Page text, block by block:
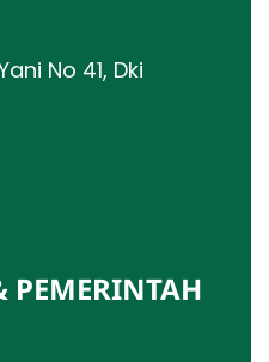
No 41, Dki
PEMERINTAH